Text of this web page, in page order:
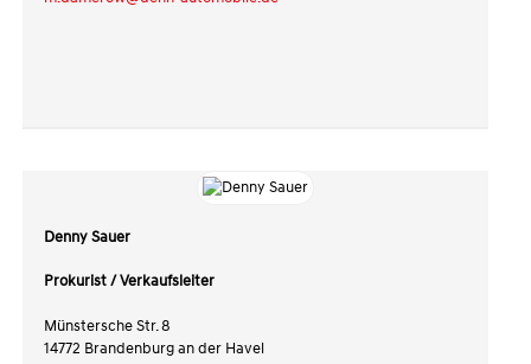
Denny Sauer
Prokurist /Verkaufsleiter
Münstersche Str. 8
14772 Brandenburg an der Havel